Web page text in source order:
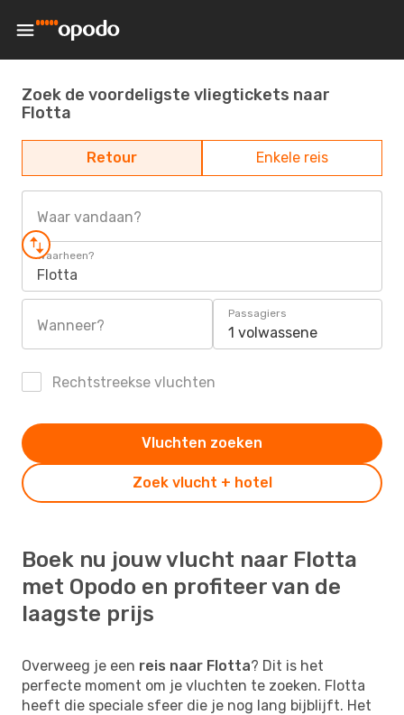
Zoek de voordeligste vliegtickets naar
Flotta
Retour Enkele reis
Waar vandaan?
Waarheen?
Flotta
Wanneer?
Passagiers
1 volwassene
Rechtstreekse vluchten
Zoek vlucht + hotel
Vluchten zoeken
Boek nu jouw vlucht naar Flotta
met Opodo en profiteer van de
laagste prijs
Overweeg je een reis naar Flotta? Dit is het
perfecte moment om je vluchten te zoeken. Flotta
heeft die speciale sfeer die je nog lang bijblijft. Het